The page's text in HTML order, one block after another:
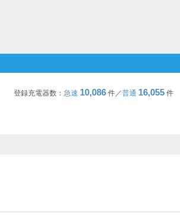
登録充電器数： 急速 10,086 件／普通 16,055 件